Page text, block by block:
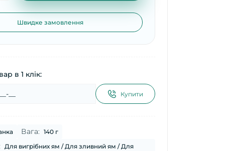
Швидке замовлення
в 1 клік:
Купити
Вага: 140 г
Для вигрібних ям / Для зливний ям / Для